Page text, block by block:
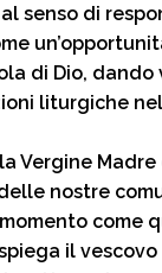
senso di
di Dio,
liturgiche
Vergine
nostre
come
il